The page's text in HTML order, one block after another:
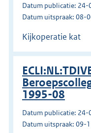
Datum publicatie: 24-
Datum uitspraak: 08-
Kijkoperatie kat
1995-08
Datum publicatie: 24-
Datum uitspraak: 09-